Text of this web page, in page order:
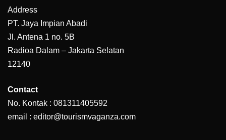
Address
PT. Jaya Impian Abadi
Jl. Antena 1 no. 5B
Radioa Dalam – Jakarta Selatan
12140
Contact
No. Kontak : 081311405592
email : editor@tourismvaganza.com